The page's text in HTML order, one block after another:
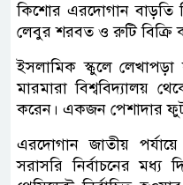
কিশোর এরদোগান বাড়তি
লেবুর শরবত ও রুটি বিক্রি
ইসলামিক স্কুলে লেখাপড়া
মারমারা বিশ্ববিদ্যালয়
করেন। একজন পেশাদার
এরদোগান জাতীয়
সরাসরি নির্বাচনের